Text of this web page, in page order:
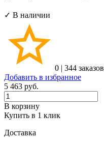
✓ В наличии
0 | 344 заказов
Добавить в избранное
5 463 руб.
В корзину
Купить в 1 клик
Доставка